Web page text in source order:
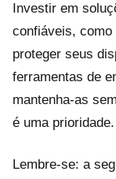
Investir em
confiáveis,
proteger seus
ferramentas de
mantenha-as
é uma prioridade.
Lembre-se: a